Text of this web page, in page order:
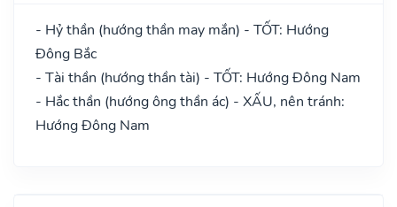
- Hỷ thần (hướng thần may mắn) - TỐT: Hướng
Đông Bắc
- Tài thần (hướng thần tài) - TỐT: Hướng Đông Nam
- Hắc thần (hướng ông thần ác) - XẤU, nên tránh:
Hướng Đông Nam